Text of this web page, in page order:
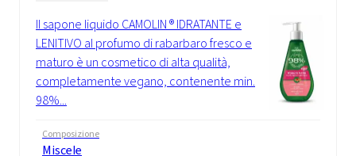
Il sapone liquido CAMOLIN ® IDRATANTE e
LENITIVO al profumo di rabarbaro fresco e
maturo è un cosmetico di alta qualità,
completamente vegano, contenente min.
98%...
Composizione
Miscele